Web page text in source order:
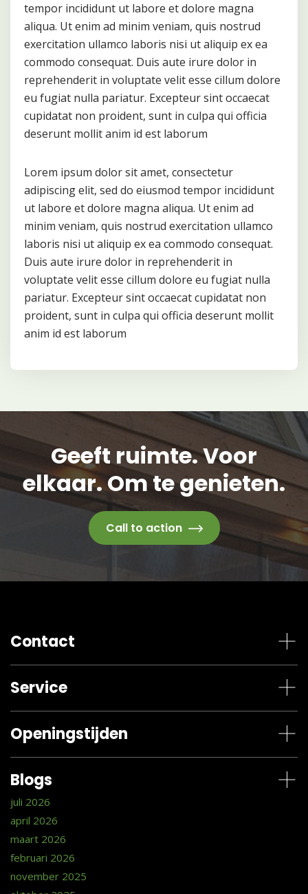
tempor incididunt ut labore et dolore magna
aliqua. Ut enim ad minim veniam, quis nostrud
exercitation ullamco laboris nisi ut aliquip ex ea
commodo consequat. Duis aute irure dolor in
reprehenderit in voluptate velit esse cillum dolore
eu fugiat nulla pariatur. Excepteur sint occaecat
cupidatat non proident, sunt in culpa qui officia
deserunt mollit anim id est laborum
Lorem ipsum dolor sit amet, consectetur
adipiscing elit, sed do eiusmod tempor incididunt
ut labore et dolore magna aliqua. Ut enim ad
minim veniam, quis nostrud exercitation ullamco
laboris nisi ut aliquip ex ea commodo consequat.
Duis aute irure dolor in reprehenderit in
voluptate velit esse cillum dolore eu fugiat nulla
pariatur. Excepteur sint occaecat cupidatat non
proident, sunt in culpa qui officia deserunt mollit
anim id est laborum
Geeft ruimte. Voor
elkaar. Om te genieten.
Call to action
Contact
Service
Openingstijden
Blogs
juli 2026
april 2026
maart 2026
februari 2026
november 2025